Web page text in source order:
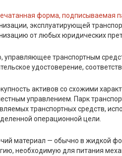
форма, подписываемая
эксплуатирующей
от любых юридических
управляющее транспортным
удостоверение,
активов со схожими
управлением. Парк
транспортных средств,
операционной цели.
материал — обычно в жидкой
необходимую для питания